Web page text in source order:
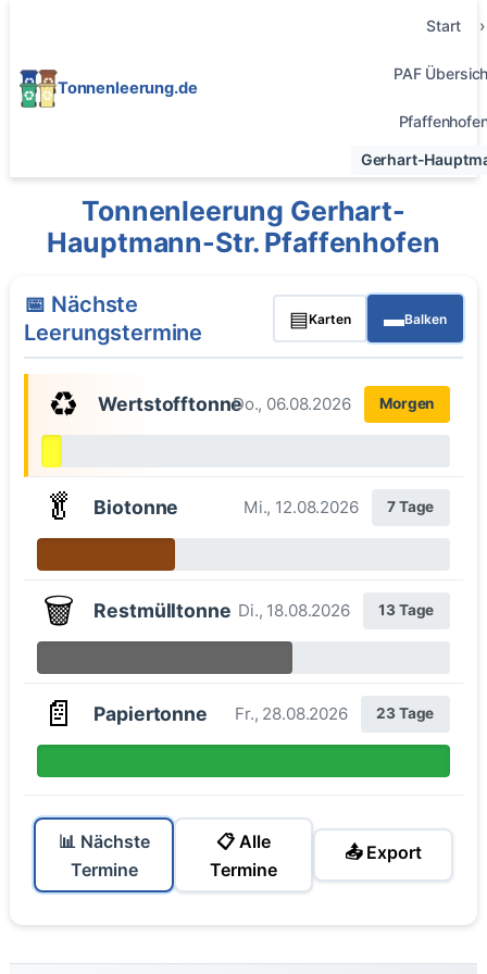
Tonnenleerung.de
Start
PAF
Gerhart-
Tonnenleerung Gerhart-
Hauptmann-Str. Pfaffenhofen
📅 Nächste
Leerungstermine
▤Karten ▬Balken
♻️ WertstofftonneDo., 06.08.2026 Morgen
🥬 Biotonne Mi., 12.08.2026 7 Tage
🗑️ Restmülltonne Di., 18.08.2026 13 Tage
📄 Papiertonne Fr., 28.08.2026 23 Tage
📊 Nächste
Termine
📋 Alle
Termine
📤 Export